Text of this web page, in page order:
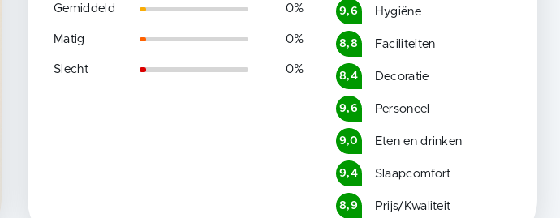
Gemiddeld 0%
Matig 0%
Slecht 0%
9,6 Hygiëne
8,8 Faciliteiten
8,4 Decoratie
9,6 Personeel
9,0 Eten en drinken
9,4 Slaapcomfort
8,9 Prijs/Kwaliteit